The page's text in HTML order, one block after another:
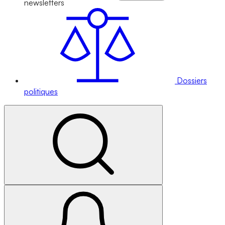
newsletters
Dossiers
politiques